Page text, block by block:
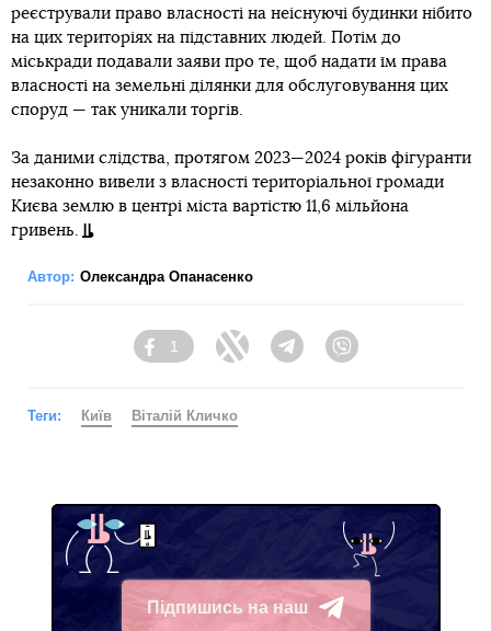
реєстрували право власності на неіснуючі будинки нібито
на цих територіях на підставних людей. Потім до
міськради подавали заяви про те, щоб надати їм права
власності на земельні ділянки для обслуговування цих
споруд — так уникали торгів.
За даними слідства, протягом 2023—2024 років фігуранти
незаконно вивели з власності територіальної громади
Києва землю в центрі міста вартістю 11,6 мільйона
гривень.
Автор: Олександра Опанасенко
Facebook
1
Twitter TelegramViber
Теги: Київ Віталій Кличко
Підпишись на наш
Telegram